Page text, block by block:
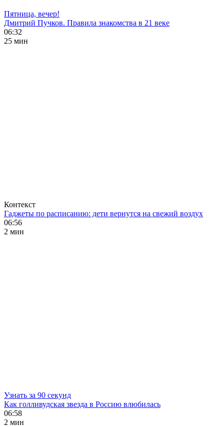
Пятница, вечер!
Дмитрий Пучков. Правила знакомства в 21 веке
06:32
25 мин
Контекст
Гаджеты по расписанию: дети вернутся на свежий воздух
06:56
2 мин
Узнать за 90 секунд
Как голливудская звезда в Россию влюбилась
06:58
2 мин